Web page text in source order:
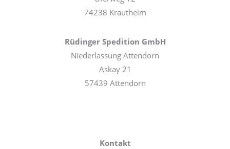
74238 Krautheim
Rüdinger Spedition GmbH
Niederlassung Attendorn
Askay 21
57439 Attendorn
Kontakt